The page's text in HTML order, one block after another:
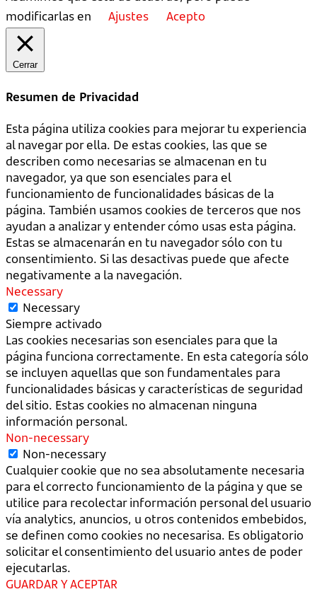
modificarlas en
Ajustes Acepto
Cerrar
Resumen de Privacidad
Esta página utiliza cookies para mejorar tu experiencia
al navegar por ella. De estas cookies, las que se
describen como necesarias se almacenan en tu
navegador, ya que son esenciales para el
funcionamiento de funcionalidades básicas de la
página. También usamos cookies de terceros que nos
ayudan a analizar y entender cómo usas esta página.
Estas se almacenarán en tu navegador sólo con tu
consentimiento. Si las desactivas puede que afecte
negativamente a la navegación.
Necessary
Necessary
Siempre activado
Las cookies necesarias son esenciales para que la
página funciona correctamente. En esta categoría sólo
se incluyen aquellas que son fundamentales para
funcionalidades básicas y características de seguridad
del sitio. Estas cookies no almacenan ninguna
información personal.
Non-necessary
Non-necessary
Cualquier cookie que no sea absolutamente necesaria
para el correcto funcionamiento de la página y que se
utilice para recolectar información personal del usuario
vía analytics, anuncios, u otros contenidos embebidos,
se definen como cookies no necesarisa. Es obligatorio
solicitar el consentimiento del usuario antes de poder
ejecutarlas.
GUARDAR Y ACEPTAR